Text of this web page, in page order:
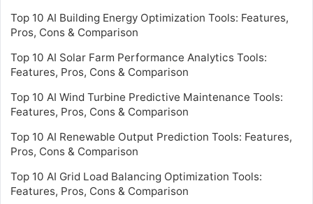
Top 10 AI Building Energy Optimization Tools: Features,
Pros, Cons & Comparison
Top 10 AI Solar Farm Performance Analytics Tools:
Features, Pros, Cons & Comparison
Top 10 AI Wind Turbine Predictive Maintenance Tools:
Features, Pros, Cons & Comparison
Top 10 AI Renewable Output Prediction Tools: Features,
Pros, Cons & Comparison
Top 10 AI Grid Load Balancing Optimization Tools:
Features, Pros, Cons & Comparison